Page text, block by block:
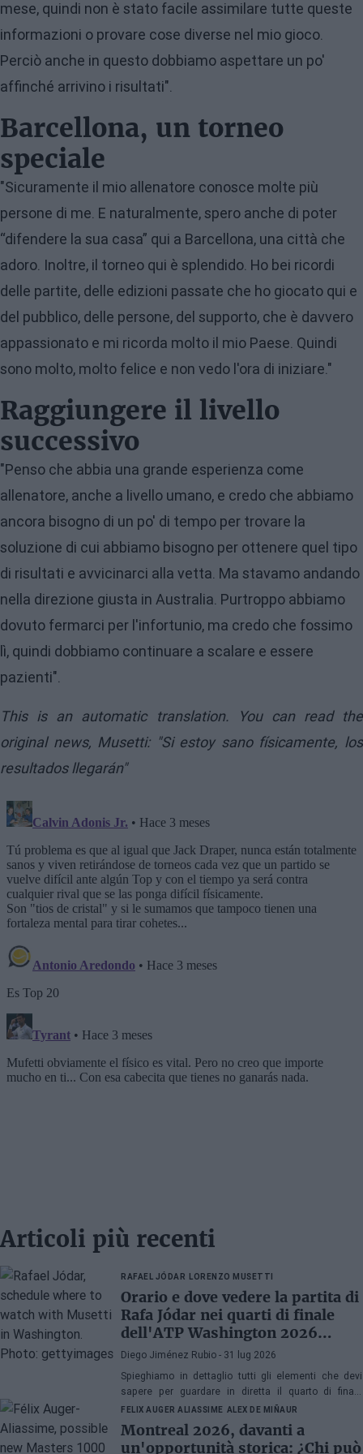
mese, quindi non è stato facile assimilare tutte queste
informazioni o provare cose diverse nel mio gioco.
Perciò anche in questo dobbiamo aspettare un po'
affinché arrivino i risultati".
Barcellona, un torneo
speciale
"Sicuramente il mio allenatore conosce molte più
persone di me. E naturalmente, spero anche di poter
“difendere la sua casa” qui a Barcellona, una città che
adoro. Inoltre, il torneo qui è splendido. Ho bei ricordi
delle partite, delle edizioni passate che ho giocato qui e
del pubblico, delle persone, del supporto, che è davvero
appassionato e mi ricorda molto il mio Paese. Quindi
sono molto, molto felice e non vedo l'ora di iniziare."
Raggiungere il livello
successivo
"Penso che abbia una grande esperienza come
allenatore, anche a livello umano, e credo che abbiamo
ancora bisogno di un po' di tempo per trovare la
soluzione di cui abbiamo bisogno per ottenere quel tipo
di risultati e avvicinarci alla vetta. Ma stavamo andando
nella direzione giusta in Australia. Purtroppo abbiamo
dovuto fermarci per l'infortunio, ma credo che fossimo
lì, quindi dobbiamo continuare a scalare e essere
pazienti".
This is an automatic translation. You can read the
original news, Musetti: "Si estoy sano físicamente, los
resultados llegarán"
Articoli più recenti
RAFAEL JÓDAR LORENZO MUSETTI
Orario e dove vedere la partita di
Rafa Jódar nei quarti di finale
dell'ATP Washington 2026
contro Musetti
Diego Jiménez Rubio - 31 lug 2026
Spieghiamo in dettaglio tutti gli elementi che devi
sapere per guardare in diretta il quarto di finale
dell'ATP 500 a Washington 2026 tra Rafa Jódar e
Lorenzo Musetti.
FELIX AUGER ALIASSIME ALEX DE MIÑAUR
Montreal 2026, davanti a
un'opportunità storica: ¿Chi può